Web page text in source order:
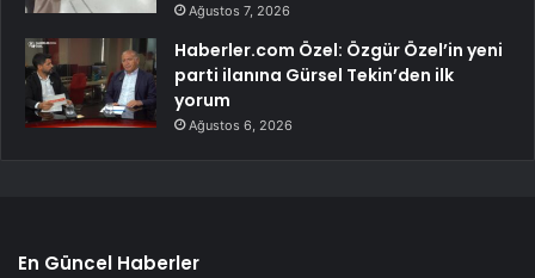
Ağustos 7, 2026
Haberler.com Özel: Özgür Özel’in yeni
parti ilanına Gürsel Tekin’den ilk
yorum
Ağustos 6, 2026
En Güncel Haberler